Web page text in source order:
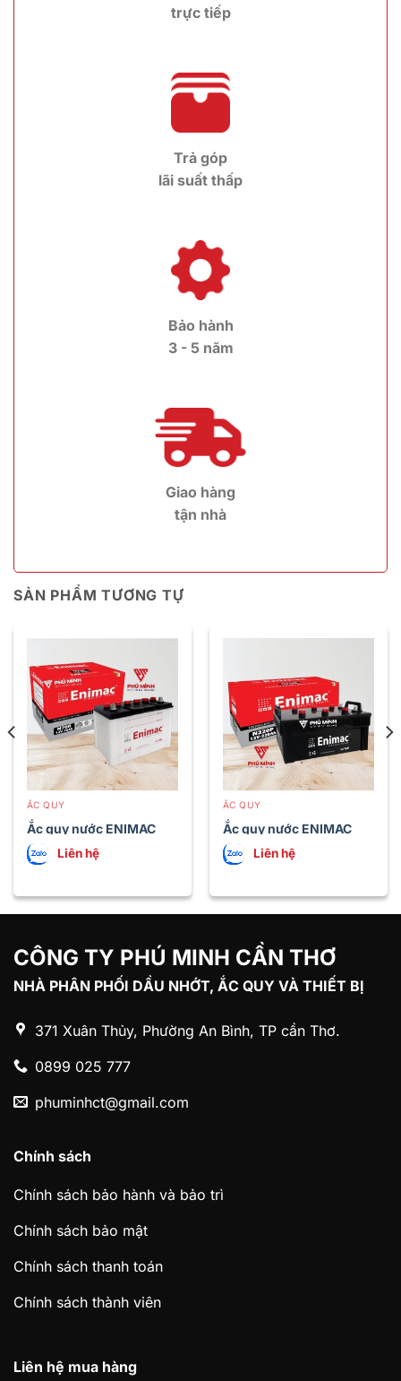
trực tiếp
Trả góp
lãi suất thấp
Bảo hành
3 - 5 năm
Giao hàng
tận nhà
SẢN PHẨM TƯƠNG TỰ
ẮC QUY
Ắc quy nước ENIMAC
N70R
Liên hệ
ẮC QUY
Ắc quy nước ENIMAC
N220 P
Liên hệ
CÔNG TY PHÚ MINH CẦN THƠ
NHÀ PHÂN PHỐI DẦU NHỚT, ẮC QUY VÀ THIẾT BỊ
371 Xuân Thủy, Phường An Bình, TP cần Thơ.
0899 025 777
phuminhct@gmail.com
Chính sách
Chính sách bảo hành và bảo trì
Chính sách bảo mật
Chính sách thanh toán
Chính sách thành viên
Liên hệ mua hàng